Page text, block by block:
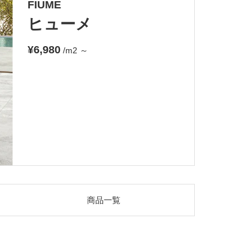
FIUME
ヒューメ
¥6,980 /m2 ～
商品一覧